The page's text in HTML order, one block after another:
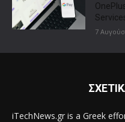
7
iTechNews.gr is a Greek